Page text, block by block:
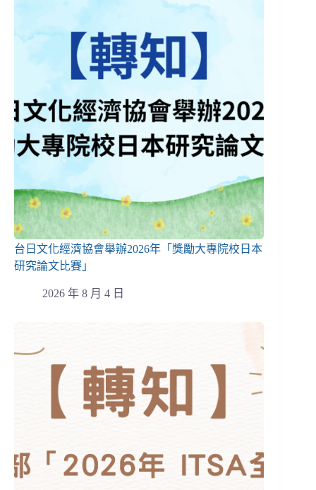
台日文化經濟協會舉辦2026年「獎勵大專院校日本
研究論文比賽」
2026 年 8 月 4 日